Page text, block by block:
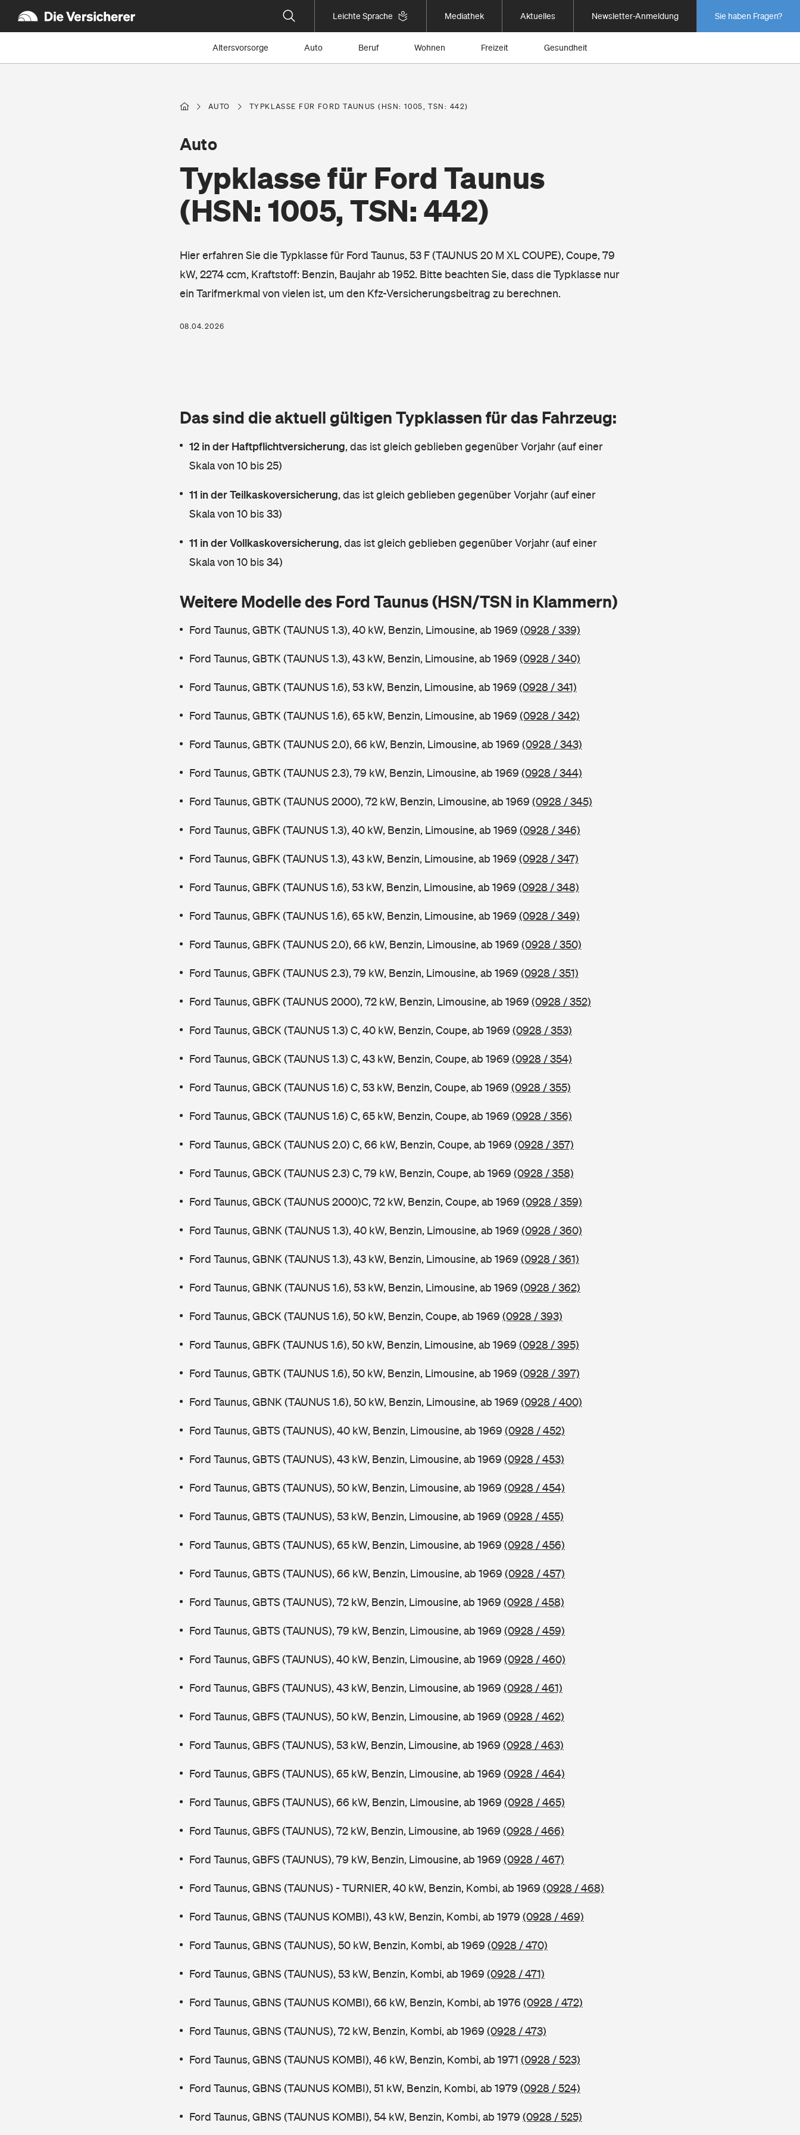
Leichte Sprache Mediathek Aktuelles Newsletter-Anmeldung Sie haben Fragen?
Altersvorsorge Auto Beruf Wohnen Freizeit Gesundheit
AUTO TYPKLASSE FÜR FORD TAUNUS (HSN: 1005, TSN: 442)
Typklasse für Ford Taunus
(HSN: 1005, TSN: 442)
Auto
Hier erfahren Sie die Typklasse für Ford Taunus, 53 F (TAUNUS 20 M XL COUPE), Coupe, 79
kW, 2274 ccm, Kraftstoff: Benzin, Baujahr ab 1952. Bitte beachten Sie, dass die Typklasse nur
ein Tarifmerkmal von vielen ist, um den Kfz-Versicherungsbeitrag zu berechnen.
08.04.2026
Das sind die aktuell gültigen Typklassen für das Fahrzeug:
12 in der Haftpflichtversicherung, das ist gleich geblieben gegenüber Vorjahr (auf einer
Skala von 10 bis 25)
11 in der Teilkaskoversicherung, das ist gleich geblieben gegenüber Vorjahr (auf einer
Skala von 10 bis 33)
11 in der Vollkaskoversicherung, das ist gleich geblieben gegenüber Vorjahr (auf einer
Skala von 10 bis 34)
Weitere Modelle des Ford Taunus (HSN/TSN in Klammern)
Ford Taunus, GBTK (TAUNUS 1.3), 40 kW, Benzin, Limousine, ab 1969 (0928 / 339)
Ford Taunus, GBTK (TAUNUS 1.3), 43 kW, Benzin, Limousine, ab 1969 (0928 / 340)
Ford Taunus, GBTK (TAUNUS 1.6), 53 kW, Benzin, Limousine, ab 1969 (0928 / 341)
Ford Taunus, GBTK (TAUNUS 1.6), 65 kW, Benzin, Limousine, ab 1969 (0928 / 342)
Ford Taunus, GBTK (TAUNUS 2.0), 66 kW, Benzin, Limousine, ab 1969 (0928 / 343)
Ford Taunus, GBTK (TAUNUS 2.3), 79 kW, Benzin, Limousine, ab 1969 (0928 / 344)
Ford Taunus, GBTK (TAUNUS 2000), 72 kW, Benzin, Limousine, ab 1969 (0928 / 345)
Ford Taunus, GBFK (TAUNUS 1.3), 40 kW, Benzin, Limousine, ab 1969 (0928 / 346)
Ford Taunus, GBFK (TAUNUS 1.3), 43 kW, Benzin, Limousine, ab 1969 (0928 / 347)
Ford Taunus, GBFK (TAUNUS 1.6), 53 kW, Benzin, Limousine, ab 1969 (0928 / 348)
Ford Taunus, GBFK (TAUNUS 1.6), 65 kW, Benzin, Limousine, ab 1969 (0928 / 349)
Ford Taunus, GBFK (TAUNUS 2.0), 66 kW, Benzin, Limousine, ab 1969 (0928 / 350)
Ford Taunus, GBFK (TAUNUS 2.3), 79 kW, Benzin, Limousine, ab 1969 (0928 / 351)
Ford Taunus, GBFK (TAUNUS 2000), 72 kW, Benzin, Limousine, ab 1969 (0928 / 352)
Ford Taunus, GBCK (TAUNUS 1.3) C, 40 kW, Benzin, Coupe, ab 1969 (0928 / 353)
Ford Taunus, GBCK (TAUNUS 1.3) C, 43 kW, Benzin, Coupe, ab 1969 (0928 / 354)
Ford Taunus, GBCK (TAUNUS 1.6) C, 53 kW, Benzin, Coupe, ab 1969 (0928 / 355)
Ford Taunus, GBCK (TAUNUS 1.6) C, 65 kW, Benzin, Coupe, ab 1969 (0928 / 356)
Ford Taunus, GBCK (TAUNUS 2.0) C, 66 kW, Benzin, Coupe, ab 1969 (0928 / 357)
Ford Taunus, GBCK (TAUNUS 2.3) C, 79 kW, Benzin, Coupe, ab 1969 (0928 / 358)
Ford Taunus, GBCK (TAUNUS 2000)C, 72 kW, Benzin, Coupe, ab 1969 (0928 / 359)
Ford Taunus, GBNK (TAUNUS 1.3), 40 kW, Benzin, Limousine, ab 1969 (0928 / 360)
Ford Taunus, GBNK (TAUNUS 1.3), 43 kW, Benzin, Limousine, ab 1969 (0928 / 361)
Ford Taunus, GBNK (TAUNUS 1.6), 53 kW, Benzin, Limousine, ab 1969 (0928 / 362)
Ford Taunus, GBCK (TAUNUS 1.6), 50 kW, Benzin, Coupe, ab 1969 (0928 / 393)
Ford Taunus, GBFK (TAUNUS 1.6), 50 kW, Benzin, Limousine, ab 1969 (0928 / 395)
Ford Taunus, GBTK (TAUNUS 1.6), 50 kW, Benzin, Limousine, ab 1969 (0928 / 397)
Ford Taunus, GBNK (TAUNUS 1.6), 50 kW, Benzin, Limousine, ab 1969 (0928 / 400)
Ford Taunus, GBTS (TAUNUS), 40 kW, Benzin, Limousine, ab 1969 (0928 / 452)
Ford Taunus, GBTS (TAUNUS), 43 kW, Benzin, Limousine, ab 1969 (0928 / 453)
Ford Taunus, GBTS (TAUNUS), 50 kW, Benzin, Limousine, ab 1969 (0928 / 454)
Ford Taunus, GBTS (TAUNUS), 53 kW, Benzin, Limousine, ab 1969 (0928 / 455)
Ford Taunus, GBTS (TAUNUS), 65 kW, Benzin, Limousine, ab 1969 (0928 / 456)
Ford Taunus, GBTS (TAUNUS), 66 kW, Benzin, Limousine, ab 1969 (0928 / 457)
Ford Taunus, GBTS (TAUNUS), 72 kW, Benzin, Limousine, ab 1969 (0928 / 458)
Ford Taunus, GBTS (TAUNUS), 79 kW, Benzin, Limousine, ab 1969 (0928 / 459)
Ford Taunus, GBFS (TAUNUS), 40 kW, Benzin, Limousine, ab 1969 (0928 / 460)
Ford Taunus, GBFS (TAUNUS), 43 kW, Benzin, Limousine, ab 1969 (0928 / 461)
Ford Taunus, GBFS (TAUNUS), 50 kW, Benzin, Limousine, ab 1969 (0928 / 462)
Ford Taunus, GBFS (TAUNUS), 53 kW, Benzin, Limousine, ab 1969 (0928 / 463)
Ford Taunus, GBFS (TAUNUS), 65 kW, Benzin, Limousine, ab 1969 (0928 / 464)
Ford Taunus, GBFS (TAUNUS), 66 kW, Benzin, Limousine, ab 1969 (0928 / 465)
Ford Taunus, GBFS (TAUNUS), 72 kW, Benzin, Limousine, ab 1969 (0928 / 466)
Ford Taunus, GBFS (TAUNUS), 79 kW, Benzin, Limousine, ab 1969 (0928 / 467)
Ford Taunus, GBNS (TAUNUS) - TURNIER, 40 kW, Benzin, Kombi, ab 1969 (0928 / 468)
Ford Taunus, GBNS (TAUNUS KOMBI), 43 kW, Benzin, Kombi, ab 1979 (0928 / 469)
Ford Taunus, GBNS (TAUNUS), 50 kW, Benzin, Kombi, ab 1969 (0928 / 470)
Ford Taunus, GBNS (TAUNUS), 53 kW, Benzin, Kombi, ab 1969 (0928 / 471)
Ford Taunus, GBNS (TAUNUS KOMBI), 66 kW, Benzin, Kombi, ab 1976 (0928 / 472)
Ford Taunus, GBNS (TAUNUS), 72 kW, Benzin, Kombi, ab 1969 (0928 / 473)
Ford Taunus, GBNS (TAUNUS KOMBI), 46 kW, Benzin, Kombi, ab 1971 (0928 / 523)
Ford Taunus, GBNS (TAUNUS KOMBI), 51 kW, Benzin, Kombi, ab 1979 (0928 / 524)
Ford Taunus, GBNS (TAUNUS KOMBI), 54 kW, Benzin, Kombi, ab 1979 (0928 / 525)